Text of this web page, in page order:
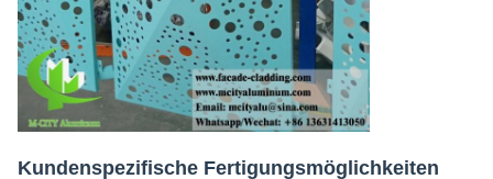
Kundenspezifische Fertigungsmöglichkeiten